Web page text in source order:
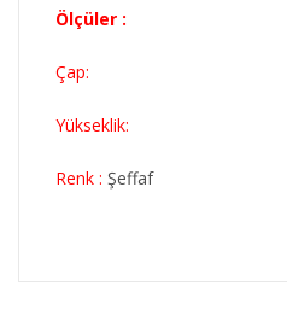
Ölçüler :
Çap:
Yükseklik:
Renk : Şeffaf